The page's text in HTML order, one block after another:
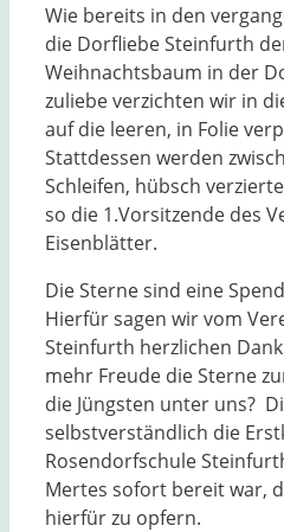
Wie bereits in den
die Dorfliebe Steinfurth
Weihnachtsbaum in der
zuliebe verzichten wir in
auf die leeren, in Folie
Stattdessen werden
Schleifen, hübsch
so die 1.Vorsitzende des
Eisenblätter.
Die Sterne sind eine
Hierfür sagen wir vom
Steinfurth herzlichen
mehr Freude die Sterne
die Jüngsten unter uns?
selbstverständlich die
Rosendorfschule
Mertes sofort bereit war,
hierfür zu opfern.